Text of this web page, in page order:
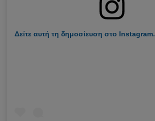
Δείτε αυτή τη δημοσίευση στο Instagram.